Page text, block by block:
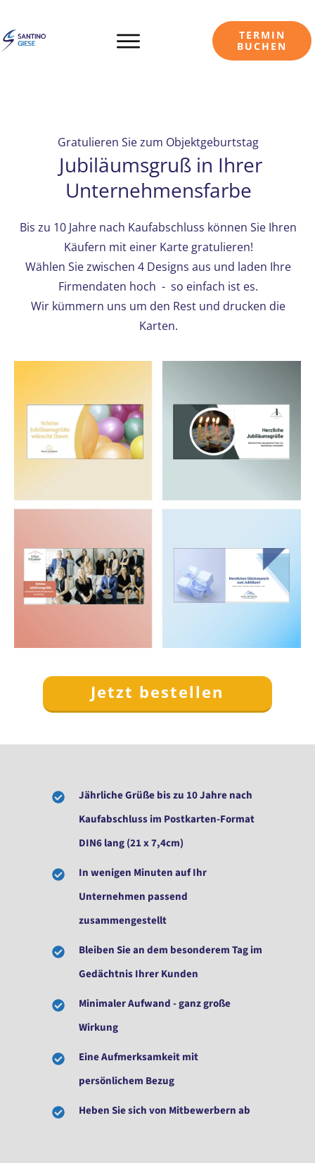
TERMIN
BUCHEN
Gratulieren Sie zum Objektgeburtstag
Jubiläumsgruß in Ihrer
Unternehmensfarbe
Bis zu 10 Jahre nach Kaufabschluss können Sie Ihren
Käufern mit einer Karte gratulieren!
Wählen Sie zwischen 4 Designs aus und laden Ihre
Firmendaten hoch - so einfach ist es.
Wir kümmern uns um den Rest und drucken die
Karten.
Jetzt bestellen
Jährliche Grüße bis zu 10 Jahre nach
Kaufabschluss im Postkarten-Format
DIN6 lang (21 x 7,4cm)
In wenigen Minuten auf Ihr
Unternehmen passend
zusammengestellt
Bleiben Sie an dem besonderem Tag im
Gedächtnis Ihrer Kunden
Minimaler Aufwand - ganz große
Wirkung
Eine Aufmerksamkeit mit
persönlichem Bezug
Heben Sie sich von Mitbewerbern ab